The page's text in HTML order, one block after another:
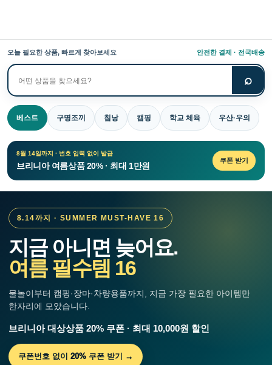
오늘 필요한 상품, 빠르게 찾아보세요 안전한 결제 · 전국배송
상
품
검
색
⌕
베스트 구명조끼 침낭 캠핑 학교 체육 우산·우의
8월 14일까지 · 번호 입력 없이 발급
브리니아 여름상품 20% · 최대 1만원
쿠폰 받기
8.14까지 · SUMMER MUST-HAVE 16
지금 아니면 늦어요.
여름 필수템 16
물놀이부터 캠핑·장마·차량용품까지, 지금 가장 필요한 아이템만
한자리에 모았습니다.
브리니아 대상상품 20% 쿠폰 · 최대 10,000원 할인
쿠폰번호 없이 20% 쿠폰 받기 →